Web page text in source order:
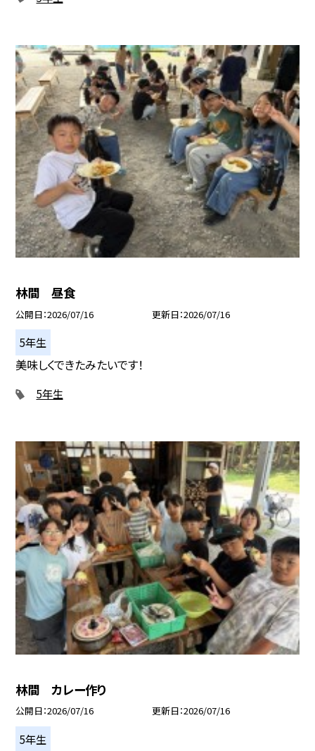
林間 昼食
公開日 2026/07/16 更新日 2026/07/16
5年生
美味しくできたみたいです！
5年生
林間 カレー作り
公開日 2026/07/16 更新日 2026/07/16
5年生